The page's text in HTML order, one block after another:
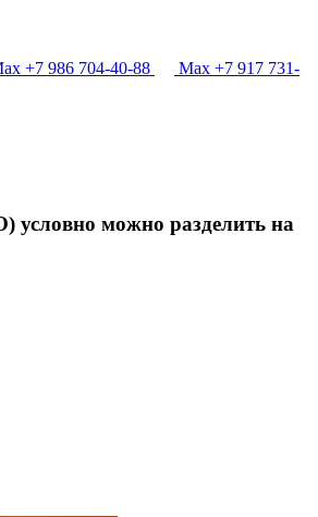
+7 986 704-40-88
Max +7 917 731-
условно можно разделить на